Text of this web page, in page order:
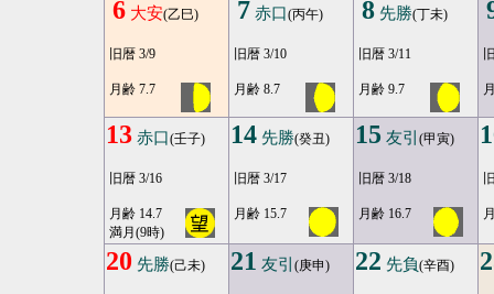
6 大安(乙巳)
旧暦 3/9
月齢 7.7
7 赤口(丙午)
旧暦 3/10
月齢 8.7
8 先勝(丁未)
旧暦 3/11
月齢 9.7
13 赤口(壬子)
旧暦 3/16
月齢 14.7
満月(9時)
14 先勝(癸丑)
旧暦 3/17
月齢 15.7
15 友引 (甲寅)
旧暦 3/18
月齢 16.7
20 先勝(己未) 21 友引 (庚申) 22 先負(辛酉)